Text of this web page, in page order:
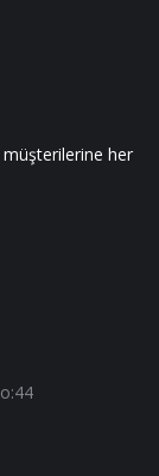
müşterilerine her